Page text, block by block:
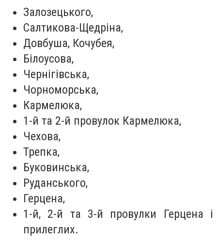
Залозецького,
Салтикова-Щедріна,
Довбуша, Кочубея,
Білоусова,
Чернігівська,
Чорноморська,
Кармелюка,
1-й та 2-й провулок Кармелюка,
Чехова,
Трепка,
Буковинська,
Руданського,
Герцена,
1-й, 2-й та 3-й провулки Герцена і
прилеглих.